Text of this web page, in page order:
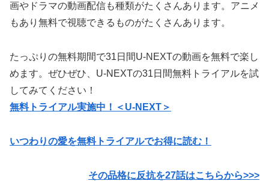
画やドラマの動画配信も種類がたくさんあります。アニメ
もあり無料で視聴できるものがたくさんあります。
たっぷりの無料期間で31日間U-NEXTの動画を無料で楽し
めます。ぜひぜひ、U-NEXTの31日間無料トライアルを試
してみてください！
無料トライアル実施中！＜U-NEXT＞
いつわりの愛を無料トライアルでお得に読む！
その品格に反抗を27話はこちらから>>>